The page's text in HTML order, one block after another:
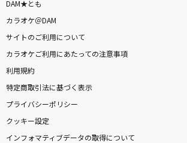
DAM★とも
カラオケ＠DAM
サイトのご利用について
カラオケご利用にあたっての注意事項
利用規約
特定商取引法に基づく表示
プライバシーポリシー
クッキー設定
インフォマティブデータの取得について